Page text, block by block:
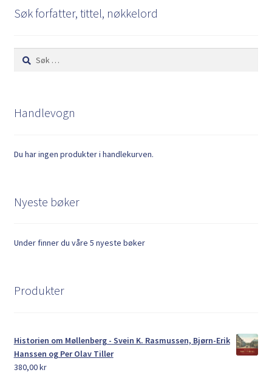
Søk forfatter, tittel, nøkkelord
Søk
etter:
Handlevogn
Du har ingen produkter i handlekurven.
Nyeste bøker
Under finner du våre 5 nyeste bøker
Produkter
Historien om Møllenberg - Svein K. Rasmussen, Bjørn-Erik
Hanssen og Per Olav Tiller
380,00kr